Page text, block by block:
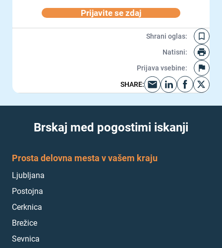
Prijavite se zdaj
Shrani oglas:
Natisni:
Prijava vsebine:
SHARE:
Brskaj med pogostimi iskanji
Prosta delovna mesta v vašem kraju
Ljubljana
Postojna
Cerknica
Brežice
Sevnica